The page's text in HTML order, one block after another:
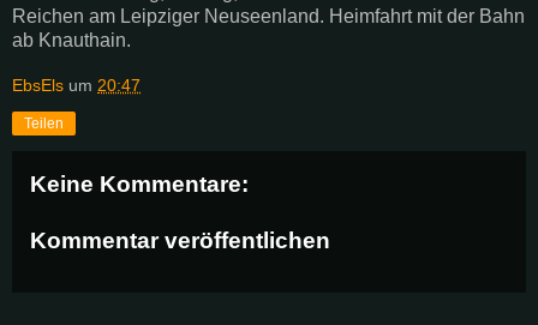
Reichen am Leipziger Neuseenland. Heimfahrt mit der Bahn
ab Knauthain.
EbsEls um 20:47
Teilen
Keine Kommentare:
Kommentar veröffentlichen